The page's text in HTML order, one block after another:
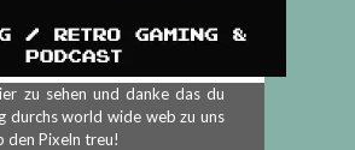
zu sehen und danke das du
durchs world wide web zu uns
den Pixeln treu!